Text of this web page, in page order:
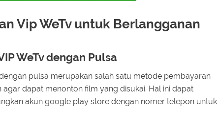
Vip WeTv untuk Berlangganan
WeTv dengan Pulsa
pulsa merupakan salah satu metode pembayaran
dapat menonton film yang disukai. Hal ini dapat
akun google play store dengan nomer telepon untuk